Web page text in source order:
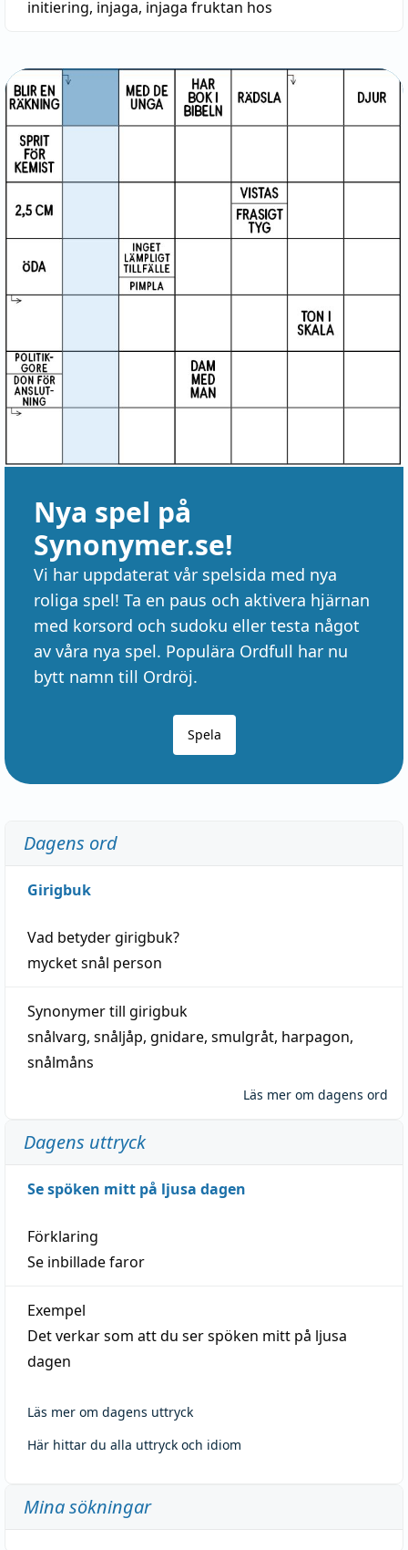
initiering, injaga, injaga fruktan hos
Nya spel på
Synonymer.se!
Vi har uppdaterat vår spelsida med nya
roliga spel! Ta en paus och aktivera hjärnan
med korsord och sudoku eller testa något
av våra nya spel. Populära Ordfull har nu
bytt namn till Ordröj.
Spela
Dagens ord
Girigbuk
Vad betydergirigbuk?
mycketsnål person
Synonymer till girigbuk
snålvarg, snåljåp, gnidare, smulgråt, harpagon,
snålmåns
Läs mer om dagens ord
Dagens uttryck
Se spöken mitt på ljusa dagen
Förklaring
Se inbillade faror
Exempel
Det verkar som att du ser spöken mitt på ljusa
dagen
Läs mer om dagens uttryck
Här hittar du alla uttryck och idiom
Mina sökningar